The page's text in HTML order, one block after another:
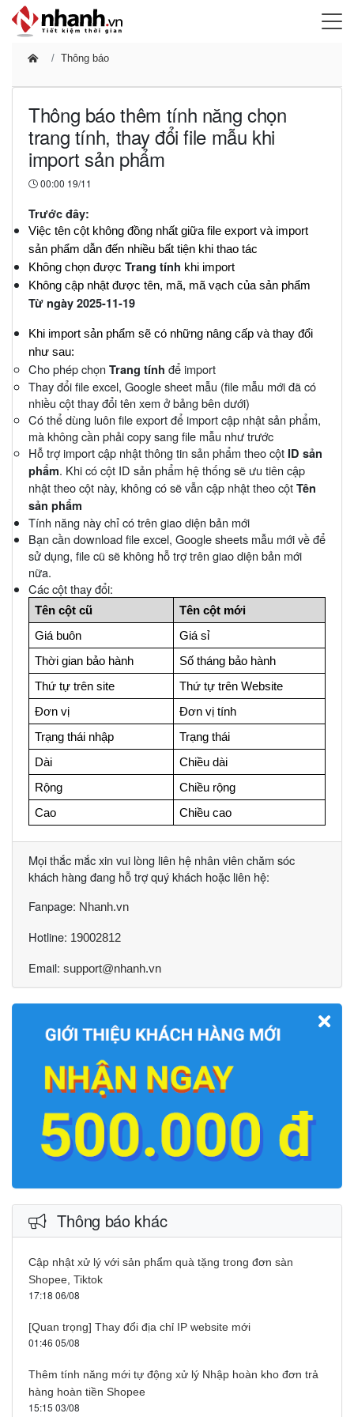
Thông báo
Thông báo thêm tính năng chọn
trang tính, thay đổi file mẫu khi
import sản phẩm
00:00 19/11
Trước đây:
Việc tên cột không đồng nhất giữa file export và import
sản phẩm dẫn đến nhiều bất tiện khi thao tác
Không chọn được Trang tính khi import
Không cập nhật được tên, mã, mã vạch của sản phẩm
Từ ngày 2025-11-19
Khi import sản phẩm sẽ có những nâng cấp và thay đổi
như sau:
Cho phép chọn Trang tính để import
Thay đổi file excel, Google sheet mẫu (file mẫu mới đã có
nhiều cột thay đổi tên xem ở bảng bên dưới)
Có thể dùng luôn file export để import cập nhật sản phẩm,
mà không cần phải copy sang file mẫu như trước
Hỗ trợ import cập nhật thông tin sản phẩm theo cột ID sản
phẩm. Khi có cột ID sản phẩm hệ thống sẽ ưu tiên cập
nhật theo cột này, không có sẽ vẫn cập nhật theo cột Tên
sản phẩm
Tính năng này chỉ có trên giao diện bản mới
Bạn cần download file excel, Google sheets mẫu mới về để
sử dụng, file cũ sẽ không hỗ trợ trên giao diện bản mới
nữa.
Các cột thay đổi:
Tên cột cũ
Tên cột mới
Giá buôn
Giá sỉ
Thời gian bảo hành
Số tháng bảo hành
Thứ tự trên site
Thứ tự trên Website
Đơn vị
Đơn vị tính
Trạng thái nhập
Trạng thái
Dài
Chiều dài
Rộng
Chiều rộng
Cao
Chiều cao
Mọi thắc mắc xin vui lòng liên hệ nhân viên chăm sóc
khách hàng đang hỗ trợ quý khách hoặc liên hệ:
Fanpage: Nhanh.vn
Hotline: 19002812
Email: support@nhanh.vn
Thông báo khác
Cập nhật xử lý với sản phẩm quà tặng trong đơn sàn
Shopee, Tiktok
17:18 06/08
[Quan trọng] Thay đổi địa chỉ IP website mới
01:46 05/08
Thêm tính năng mới tự động xử lý Nhập hoàn kho đơn trả
hàng hoàn tiền Shopee
15:15 03/08